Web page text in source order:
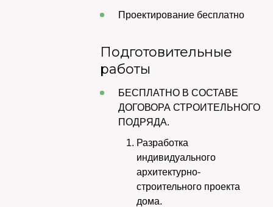
Проектирование бесплатно
Подготовительные
работы
БЕСПЛАТНО В СОСТАВЕ
ДОГОВОРА СТРОИТЕЛЬНОГО
ПОДРЯДА.
Разработка
индивидуального
архитектурно-
строительного проекта
дома.